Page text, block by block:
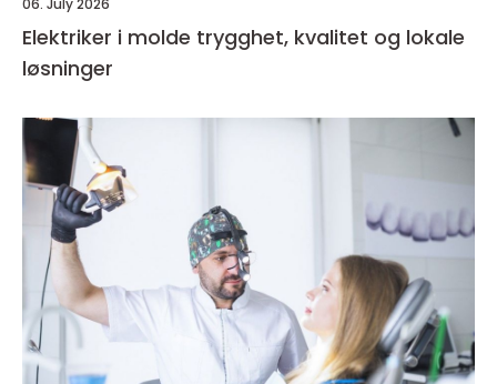
Elektriker i molde trygghet, kvalitet og lokale
løsninger